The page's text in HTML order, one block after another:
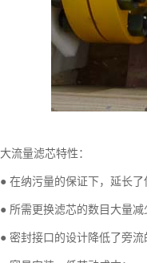
大流量滤芯特性：
● 在纳污量的保证下，延长了
● 所需更换滤芯的数目大量减
● 密封接口的设计降低了旁流